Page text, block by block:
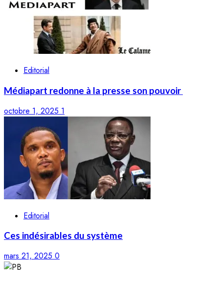
Editorial
Médiapart redonne à la presse son pouvoir
octobre 1, 2025 1
Editorial
Ces indésirables du système
mars 21, 2025 0